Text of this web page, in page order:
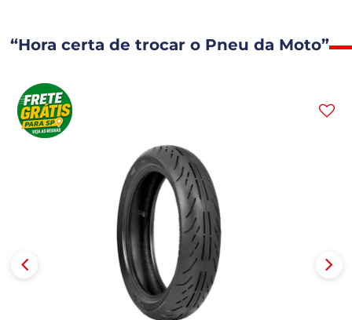
“Hora certa de trocar o Pneu da Moto”